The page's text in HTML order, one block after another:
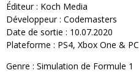
Éditeur : Koch Media
Développeur : Codemasters
Date de sortie : 10.07.2020
Plateforme : PS4, Xbox One & PC
Genre : Simulation de Formule 1